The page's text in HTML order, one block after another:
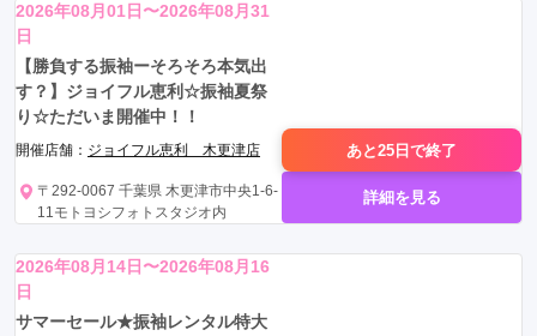
2026年08月01日〜2026年08月31
日
【勝負する振袖ーそろそろ本気出
す？】ジョイフル恵利☆振袖夏祭
り☆ただいま開催中！！
開催店舗： ジョイフル恵利 木更津店
〒292-0067 千葉県 木更津市中央1-6-
11モトヨシフォトスタジオ内
あと25日で終了
詳細を見る
2026年08月14日〜2026年08月16
日
サマーセール★振袖レンタル特大